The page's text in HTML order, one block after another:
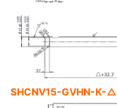
SHCNV15-GVHN-K-△